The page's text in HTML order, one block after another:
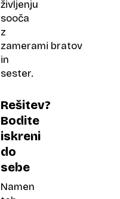
življenju
sooča
z
zamerami bratov
in
sester.
Rešitev?
Bodite
iskreni
do
sebe
Namen